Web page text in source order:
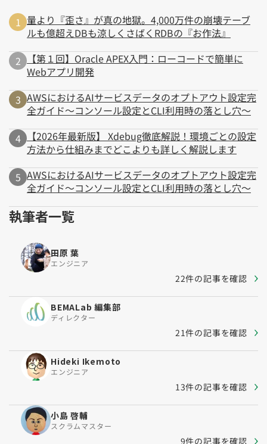
量より『歪さ』が真の地獄。4,000万件の崩壊テーブ
ルも億超えDBも涼しくさばくRDBの『お作法』
【第１回】Oracle APEX入門：ローコードで簡単に
Webアプリ開発
AWSにおけるAIサービスデータのオプトアウト設定完
全ガイド～コンソール設定とCLI利用時の落とし穴～
【2026年最新版】 Xdebug徹底解説！環境ごとの設定
方法から仕組みまでどこよりも詳しく解説します
AWSにおけるAIサービスデータのオプトアウト設定完
全ガイド～コンソール設定とCLI利用時の落とし穴～
執筆者一覧
田原 葉
エンジニア
22件の記事を確認
BEMALab 編集部
ディレクター
21件の記事を確認
Hideki Ikemoto
エンジニア
13件の記事を確認
小島 啓輔
スクラムマスター
9件の記事を確認